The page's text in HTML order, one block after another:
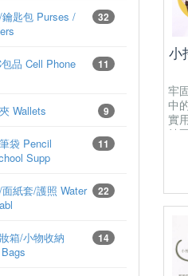
32
匙包 Purses /
11
品 Cell Phone
9
Wallets
11
袋 Pencil
Supp
22
紙套/護照 Water
14
箱/小物收納
小
牢
中
實
納